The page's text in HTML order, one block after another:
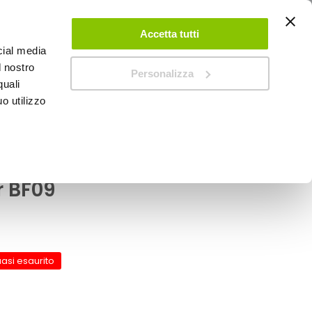
media
nostro
utilizzo
Accetta tutti
Personalizza
ACCEDI CREA UN ACCOUNT CONTATTACI
esaurito